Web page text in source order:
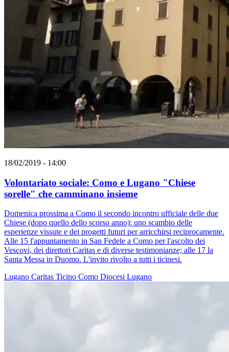
18/02/2019 - 14:00
Volontariato sociale: Como e Lugano "Chiese
sorelle" che camminano insieme
Domenica prossima a Como il secondo incontro ufficiale delle due
Chiese (dopo quello dello scorso anno): uno scambio delle
esperienze vissute e dei progetti futuri per arricchirsi reciprocamente.
Alle 15 l'appuntamento in San Fedele a Como per l'ascolto dei
Vescovi, dei direttori Caritas e di diverse testimonianze; alle 17 la
Santa Messa in Duomo. L'invito rivolto a tutti i ticinesi.
Lugano Caritas Ticino Como Diocesi Lugano